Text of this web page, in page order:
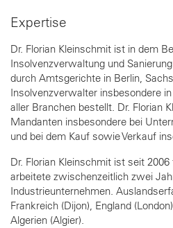
Expertise
Dr. Florian Kleinschmit ist in dem
Insolvenzverwaltung und
durch Amtsgerichte in Berlin,
Insolvenzverwalter insbesondere
aller Branchen bestellt. Dr. Florian
Mandanten insbesondere bei
und bei dem Kauf sowie Verkauf
Dr. Florian Kleinschmit ist seit
arbeitete zwischenzeitlich zwei
Industrieunternehmen.
Frankreich (Dijon), England
Algerien (Algier).